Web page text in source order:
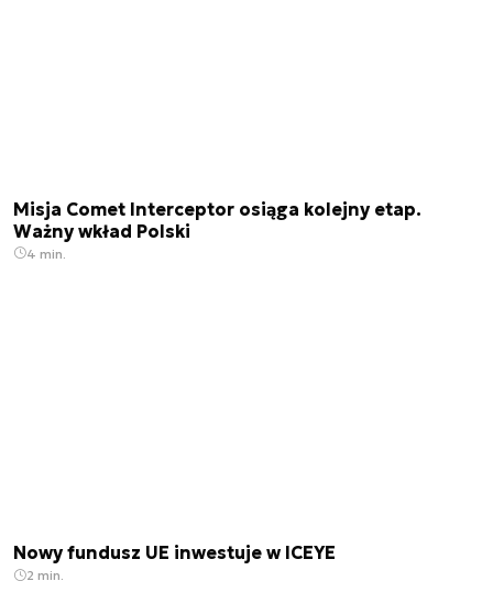
Misja Comet Interceptor osiąga kolejny etap.
Ważny wkład Polski
4 min.
Nowy fundusz UE inwestuje w ICEYE
2 min.